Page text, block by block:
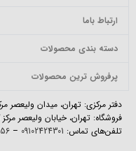
ارتباط باما
دسته بندی محصولات
پرفروش ترین محصولات
دفتر مرکزی: تهران، میدان ولیعصر مرکز
فروشگاه: تهران، خیابان ولیعصر مرکز
تلفن‌های تماس: 09102424301
–